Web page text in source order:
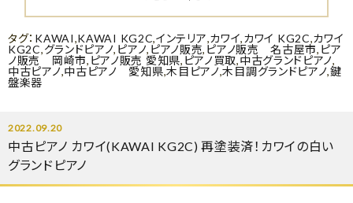
タグ： KAWAI,KAWAI KG2C,インテリア,カワイ,カワイ KG2C,カワイ
KG2C,グランドピアノ, ピアノ, ピアノ販売, ピアノ販売 名古屋市, ピア
ノ販売 岡崎市, ピアノ販売 愛知県, ピアノ買取,中古グランドピアノ,
中古ピアノ,中古ピアノ 愛知県,木目ピアノ,木目調グランドピアノ,鍵
盤楽器
2022.09.20
中古ピアノ カワイ(KAWAI KG2C) 再塗装済！カワイの白い
グランドピアノ